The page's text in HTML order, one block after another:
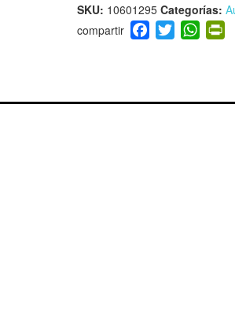
SKU: 10601295 Categorías:
F
a
b
T
wi
W
h
A
Pr
in
e